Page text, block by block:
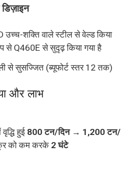
उच्च-शक्ति वाले स्टील से वेल्ड किया
से Q460E से सुदृढ़ किया गया है
से सुसज्जित (ब्यूफोर्ट स्तर 12 तक)
और लाभ
हुई 800 टन/दिन → 1,200 टन/
को कम करके 2 घंटे